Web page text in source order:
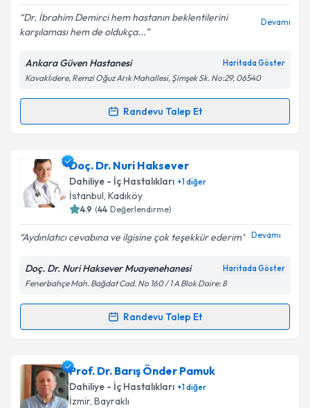
Metni'ni okudum ve kişisel verilerimin belirtilen
kapsamda işlenmesini kabul ediyorum.
Takvim Talebini Gönder
Dr. İbrahim Demirci hem hastanın beklentilerini
karşılaması hem de oldukça...
Devamı
Ankara Güven Hastanesi Haritada Göster
Kavaklıdere, Remzi Oğuz Arık Mahallesi, Şimşek Sk. No:29, 06540
Randevu Talep Et
Randevu Takvimi Talebi
Doç. Dr. İbrahim Demirciiçin randevu takvimi talebi
oluşturun. Size bu uzmandan randevu almanız için bir
takvim hazırlandığında e-posta ile bilgilendireceğiz.
Kişisel verilerimin işlenmesine ilişkinAydınlatma
Metni'ni okudum ve kişisel verilerimin belirtilen
kapsamda işlenmesini kabul ediyorum.
Doç. Dr. Nuri Haksever
Dahiliye - İç Hastalıkları +1diğer
İstanbul, Kadıköy
4.9 (44 Değerlendirme)
Aydınlatıcı cevabına ve ilgisine çok teşekkür ederim Devamı
Doç. Dr. Nuri Haksever Muayenehanesi Haritada Göster
Fenerbahçe Mah. Bağdat Cad. No 160 / 1 A Blok Daire: 8
Randevu Talep Et
Randevu Takvimi Talebi
Doç. Dr. Nuri Hakseveriçin randevu takvimi talebi
oluşturun. Size bu uzmandan randevu almanız için bir
takvim hazırlandığında e-posta ile bilgilendireceğiz.
Prof. Dr. Barış Önder Pamuk
Dahiliye - İç Hastalıkları +1diğer
İzmir, Bayraklı